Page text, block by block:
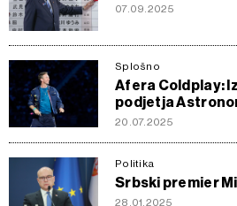
07.09.2025
Splošno
Afera Coldplay:
podjetja
20.07.2025
Politika
Srbski premier
28.01.2025